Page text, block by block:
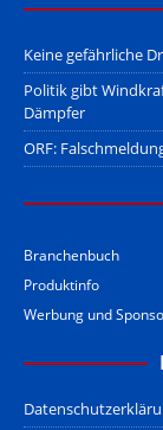
Keine gefährliche
Politik gibt
Dämpfer
ORF:
Branchenbuch
Produktinfo
Werbung und